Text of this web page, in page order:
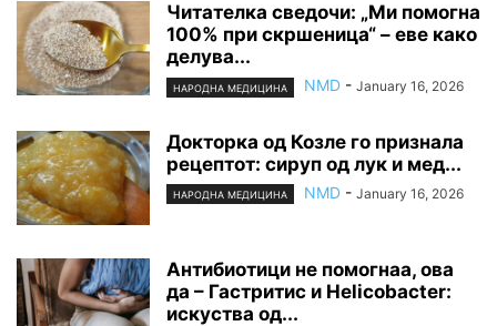
Читателка сведочи: „Ми помогна
100% при скршеница“ – еве како
делува...
НАРОДНА МЕДИЦИНА NMD - January 16, 2026
Докторка од Козле го признала
рецептот: сируп од лук и мед...
НАРОДНА МЕДИЦИНА NMD - January 16, 2026
Антибиотици не помогнаа, ова
да – Гастритис и Helicobacter:
искуства од...